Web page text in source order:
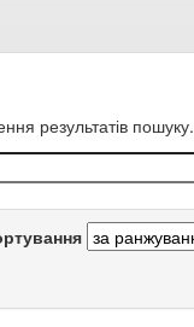
результатів пошуку.